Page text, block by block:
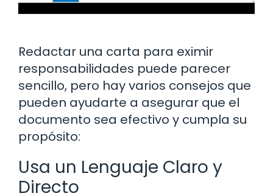
Redactar una carta para eximir
responsabilidades puede parecer
sencillo, pero hay varios consejos que
pueden ayudarte a asegurar que el
documento sea efectivo y cumpla su
propósito:
Usa un Lenguaje Claro y
Directo